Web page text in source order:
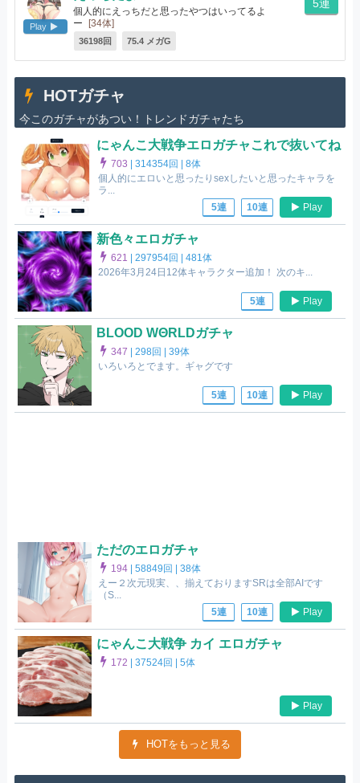
Play
個人的にえっちだと思ったやつはいってるよ
ー [34体]
36198回 75.4 メガG
5連
HOTガチャ
今このガチャがあつい！トレンドガチャたち
にゃんこ大戦争エロガチャこれで抜いてね
703 |314354回 |8体
個人的にエロいと思ったりsexしたいと思ったキャラを
ラ...
5連
10連 Play
新色々エロガチャ
621 |297954回 |481体
2026年3月24日12体キャラクター追加！ 次のキ...
5連 Play
BLOOD WΘRLDガチャ
347 |298回 |39体
いろいろとでます。ギャグです
5連 10連 Play
ただのエロガチャ
194 |58849回 |38体
えー２次元現実、、揃えておりますSRは全部AIです
（S...
5連
10連 Play
にゃんこ大戦争 カイ エロガチャ
172 |37524回 |5体
Play
HOTをもっと見る